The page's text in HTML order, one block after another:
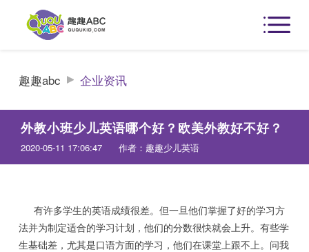
趣趣abc 企业资讯
外教小班少儿英语哪个好？欧美外教好不好？
2020-05-11 17:06:47 作者：趣趣少儿英语
有许多学生的英语成绩很差。但一旦他们掌握了好的学习方
法并为制定适合的学习计划，他们的分数很快就会上升。有些学
生基础差，尤其是口语方面的学习，他们在课堂上跟不上。问我